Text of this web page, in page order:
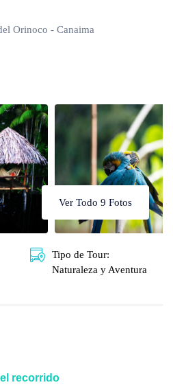
Orinoco - Canaima
Ver Todo 9 Fotos
Tipo de Tour:
Naturaleza y Aventura
recorrido